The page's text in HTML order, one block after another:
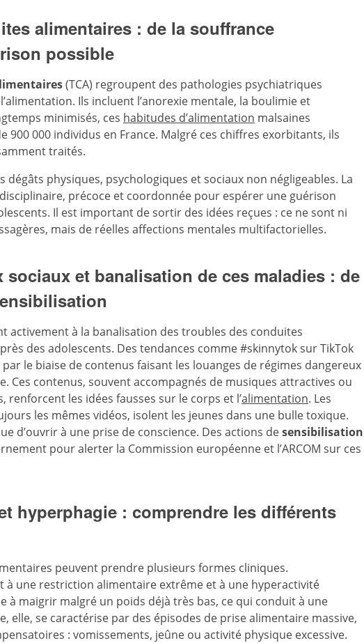
alimentaires : de la souffrance
possible
(TCA) regroupent des pathologies psychiatriques
Ils incluent l’anorexie mentale, la boulimie et
minimisés, ces habitudes d’alimentation malsaines
900 000 individus en France. Malgré ces chiffres exorbitants, ils
traités.
dégâts physiques, psychologiques et sociaux non négligeables. La
précoce et coordonnée pour espérer une guérison
Il est important de sortir des idées reçues : ce ne sont ni
mais de réelles affections mentales multifactorielles.
sociaux et banalisation de ces maladies : de
activement à la banalisation des troubles des conduites
des adolescents. Des tendances comme #skinnytok sur TikTok
le biaise de contenus faisant les louanges de régimes dangereux
Ces contenus, souvent accompagnés de musiques attractives ou
renforcent les idées fausses sur le corps et l’alimentation. Les
les mêmes vidéos, isolent les jeunes dans une bulle toxique.
d’ouvrir à une prise de conscience. Des actions desensibilisation
pour alerter la Commission européenne et l’ARCOM sur ces
hyperphagie : comprendre les différents
peuvent prendre plusieurs formes cliniques.
à une restriction alimentaire extrême et à une hyperactivité
à maigrir malgré un poids déjà très bas, ce qui conduit à une
elle, se caractérise par des épisodes de prise alimentaire massive,
: vomissements, jeûne ou activité physique excessive.